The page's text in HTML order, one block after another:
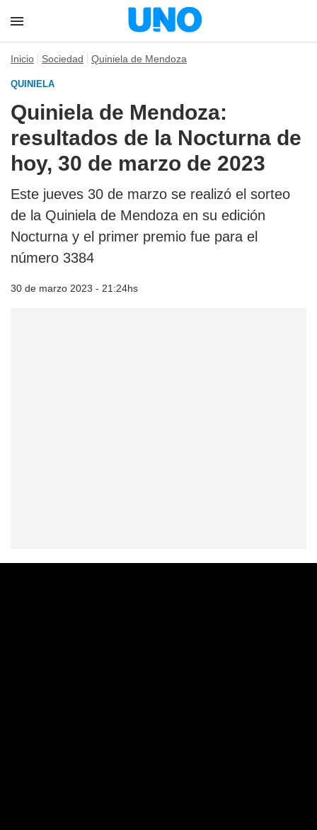
Inicio Sociedad Quiniela de Mendoza
QUINIELA
Quiniela de Mendoza:
resultados de la Nocturna de
hoy, 30 de marzo de 2023
Este jueves 30 de marzo se realizó el sorteo
de la Quiniela de Mendoza en su edición
Nocturna y el primer premio fue para el
número 3384
30 de marzo 2023 - 21:24hs